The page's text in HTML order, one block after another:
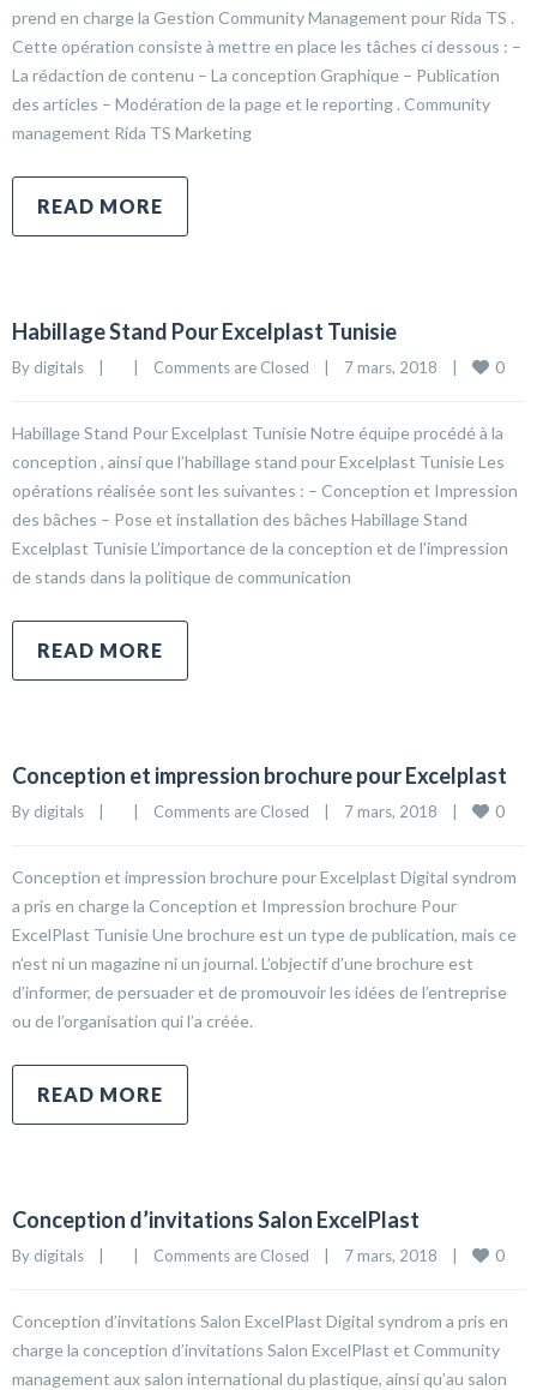
prend en charge la Gestion Community Management pour Rida TS .
Cette opération consiste à mettre en place les tâches ci dessous : –
La rédaction de contenu – La conception Graphique – Publication
des articles – Modération de la page et le reporting . Community
management Rida TS Marketing
READ MORE
Habillage Stand Pour Excelplast Tunisie
By digitals Comments are Closed 7 mars, 2018 0
Habillage Stand Pour Excelplast Tunisie Notre équipe procédé à la
conception , ainsi que l’habillage stand pour Excelplast Tunisie Les
opérations réalisée sont les suivantes : – Conception et Impression
des bâches – Pose et installation des bâches Habillage Stand
Excelplast Tunisie L’importance de la conception et de l’impression
de stands dans la politique de communication
READ MORE
Conception et impression brochure pour Excelplast
By digitals Comments are Closed 7 mars, 2018 0
Conception et impression brochure pour Excelplast Digital syndrom
a pris en charge la Conception et Impression brochure Pour
ExcelPlast Tunisie Une brochure est un type de publication, mais ce
n’est ni un magazine ni un journal. L’objectif d’une brochure est
d’informer, de persuader et de promouvoir les idées de l’entreprise
ou de l’organisation qui l’a créée.
READ MORE
Conception d’invitations Salon ExcelPlast
By digitals Comments are Closed 7 mars, 2018 0
Conception d’invitations Salon ExcelPlast Digital syndrom a pris en
charge la conception d’invitations Salon ExcelPlast et Community
management aux salon international du plastique, ainsi qu’au salon